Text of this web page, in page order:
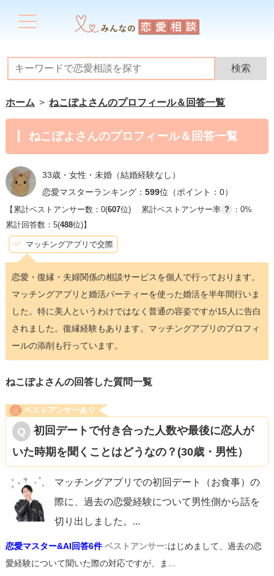
ホーム ねこぽよさんのプロフィール＆回答一覧
ねこぽよさんのプロフィール＆回答一覧
33歳・女性・未婚（結婚経験なし）
恋愛マスターランキング： 599位（ポイント：0）
【累計ベストアンサー数：0(607位) 累計ベストアンサー率 ?
：0%
累計回答数：5(488位)】
マッチングアプリで交際
恋愛・復縁・夫婦関係の相談サービスを個人で行っております。
マッチングアプリと婚活パーティーを使った婚活を半年間行いま
した。特に美人というわけではなく普通の容姿ですが15人に告白
されました。復縁経験もあります。マッチングアプリのプロフィ
ールの添削も行っています。
ねこぽよさんの回答した質問一覧
ベストアンサーあり
初回デートで付き合った人数や最後に恋人が
いた時期を聞くことはどうなの？(30歳・男性）
マッチングアプリでの初回デート（お食事）の
際に、過去の恋愛経験について男性側から話を
切り出しました。 ...
恋愛マスター&AI回答6件 ベストアンサー:はじめまして、過去の恋
愛経験について聞いた際の対応ですが、ま...